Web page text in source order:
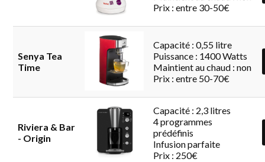
Prix : entre 30-50€
Senya Tea
Time
Capacité : 0,55 litre
Puissance : 1400 Watts
Maintient au chaud : non
Prix : entre 50-70€
Riviera & Bar
- Origin
Capacité : 2,3 litres
4 programmes
prédéfinis
Infusion parfaite
Prix : 250€